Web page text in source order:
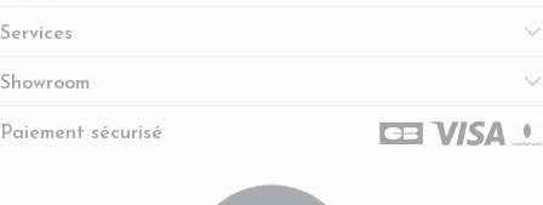
Services
Showroom
Paiement sécurisé